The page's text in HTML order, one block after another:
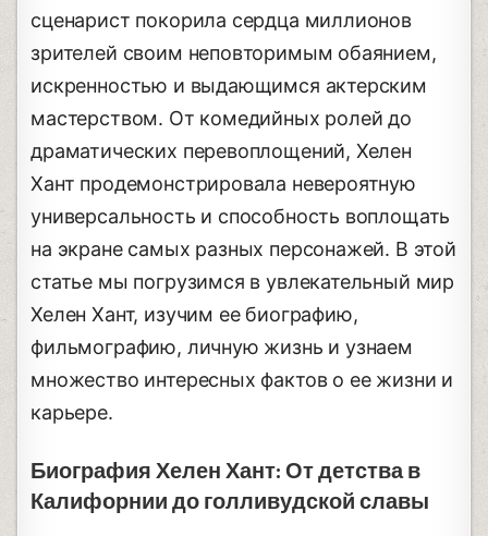
сценарист покорила сердца миллионов
зрителей своим неповторимым обаянием,
искренностью и выдающимся актерским
мастерством. От комедийных ролей до
драматических перевоплощений, Хелен
Хант продемонстрировала невероятную
универсальность и способность воплощать
на экране самых разных персонажей. В этой
статье мы погрузимся в увлекательный мир
Хелен Хант, изучим ее биографию,
фильмографию, личную жизнь и узнаем
множество интересных фактов о ее жизни и
карьере.
Биография Хелен Хант: От детства в
Калифорнии до голливудской славы